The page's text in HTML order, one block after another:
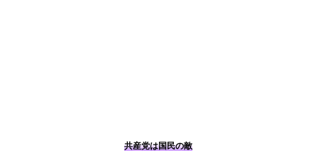
共産党は国民の敵